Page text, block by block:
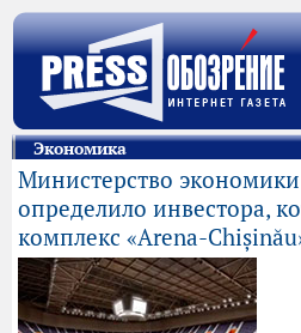
Экономика
Министерство
определило инвестора,
комплекс «Аrena-